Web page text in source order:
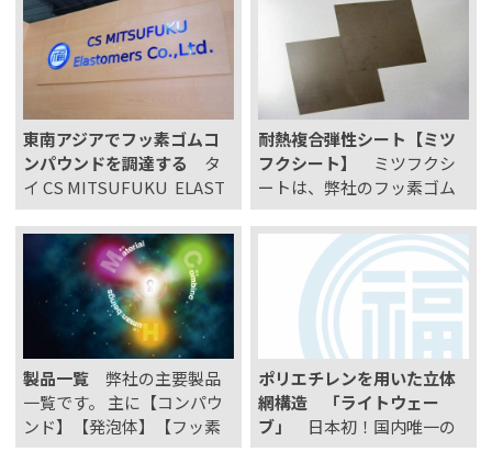
おります。 フッ素ゴムは優
れた耐薬品性、耐熱性、電
気特性と際だった低摩擦係
数を示しますが、用途に応
じて種々の充填材…
ポンジ）です。本製品はプ
ラスチックの中でも極めて
低い誘電率を示すPTFEより
も更に低い誘電率を実現
し、高周波通信用途での
活…
東南アジアでフッ素ゴムコ
ンパウンドを調達する
タ
イ CS MITSUFUKU ELAST
OMERS CS MITSUFUKU EL
ASTOMERS CO.,LTD.は、日
本の三福工業株式会社と タ
イを代表するCharoensin Gr
oup 所…
耐熱複合弾性シート【ミツ
フクシート】
ミツフクシ
ートは、弊社のフッ素ゴム
スポンジやフッ素樹脂スポ
ンジの上下または片面にポ
リイミドフィルムを貼り合
わせた耐熱複合弾性シート
です。 目次 ミツフクシート
の特長 用途例 製品サイズ/
加工方法 環境調査対応につ
いて サ…
製品一覧 弊社の主要製品
一覧です。 主に【コンパウ
ンド】【発泡体】【フッ素
関連製品】の3種の複合素材
ポリエチレンを用いた立体
網構造 「ライトウェー
ブ」
日本初！国内唯一の
特許技術で製造しました軽